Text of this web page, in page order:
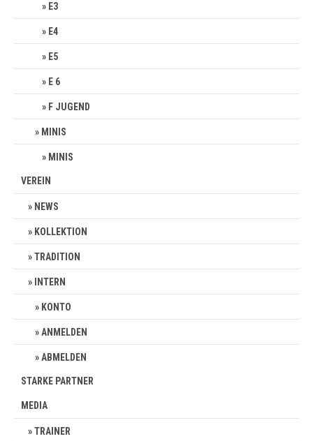
E3
E4
E5
E 6
F JUGEND
MINIS
MINIS
VEREIN
NEWS
KOLLEKTION
TRADITION
INTERN
KONTO
ANMELDEN
ABMELDEN
STARKE PARTNER
MEDIA
TRAINER